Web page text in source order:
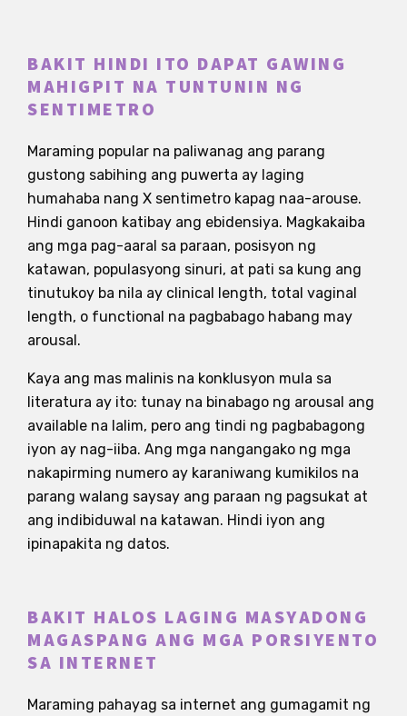
BAKIT HINDI ITO DAPAT GAWING
MAHIGPIT NA TUNTUNIN NG
SENTIMETRO
Maraming popular na paliwanag ang parang
gustong sabihing ang puwerta ay laging
humahaba nang X sentimetro kapag naa-arouse.
Hindi ganoon katibay ang ebidensiya. Magkakaiba
ang mga pag-aaral sa paraan, posisyon ng
katawan, populasyong sinuri, at pati sa kung ang
tinutukoy ba nila ay clinical length, total vaginal
length, o functional na pagbabago habang may
arousal.
Kaya ang mas malinis na konklusyon mula sa
literatura ay ito: tunay na binabago ng arousal ang
available na lalim, pero ang tindi ng pagbabagong
iyon ay nag-iiba. Ang mga nangangako ng mga
nakapirming numero ay karaniwang kumikilos na
parang walang saysay ang paraan ng pagsukat at
ang indibiduwal na katawan. Hindi iyon ang
ipinapakita ng datos.
BAKIT HALOS LAGING MASYADONG
MAGASPANG ANG MGA PORSIYENTO
SA INTERNET
Maraming pahayag sa internet ang gumagamit ng